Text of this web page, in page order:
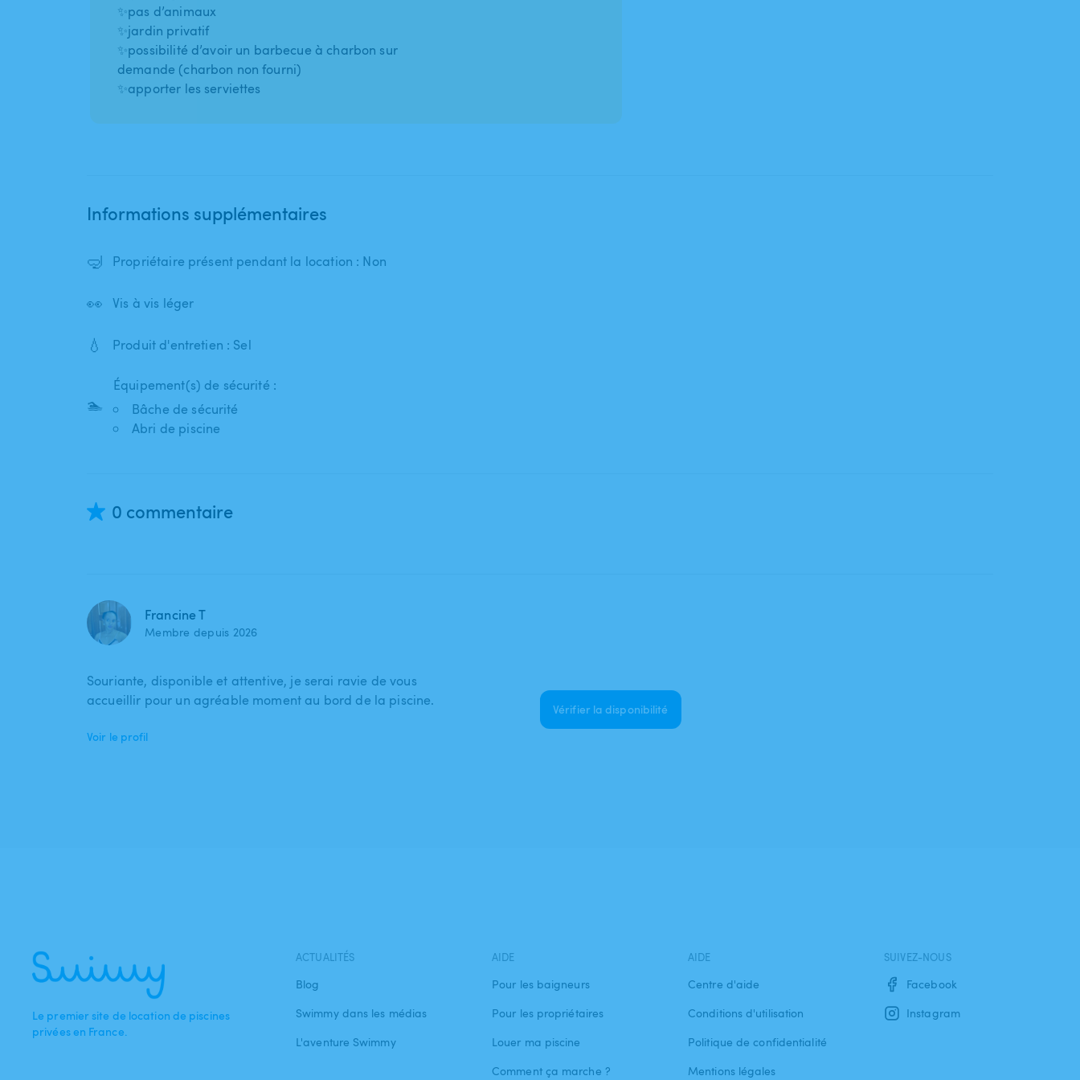
✨pas d’animaux
✨jardin privatif
✨possibilité d’avoir un barbecue à charbon sur
demande (charbon non fourni)
✨apporter les serviettes
Informations supplémentaires
🤿 Propriétaire présent pendant la location : Non
👀 Vis à vis léger
💧 Produit d'entretien : Sel
🏊
Équipement(s) de sécurité :
Bâche de sécurité
Abri de piscine
0 commentaire
Francine T
Membre depuis 2026
Souriante, disponible et attentive, je serai ravie de vous
accueillir pour un agréable moment au bord de la piscine.
Voir le profil
Vérifier la disponibilité
Le premier site de location de piscines
privées en France.
ACTUALITÉS
Blog
Swimmy dans les médias
L'aventure Swimmy
AIDE
Pour les baigneurs
Pour les propriétaires
Louer ma piscine
Comment ça marche ?
AIDE
Centre d'aide
Conditions d'utilisation
Politique de confidentialité
Mentions légales
SUIVEZ-NOUS
Facebook
Instagram